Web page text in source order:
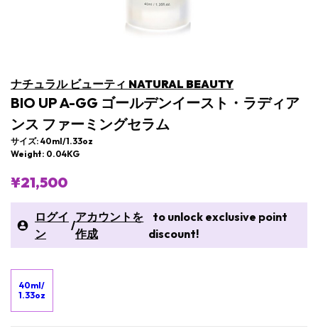
ナチュラル ビューティ NATURAL BEAUTY
BIO UP A-GG ゴールデンイースト・ラディア
ンス ファーミングセラム
サイズ: 40ml/1.33oz
Weight: 0.04KG
¥21,500
ログイ
ン
/
アカウントを
作成
to unlock exclusive point
discount!
40ml/
1.33oz